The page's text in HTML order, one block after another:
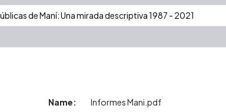
de Maní: Una mirada descriptiva 1987 - 2021
Name:
Informes Mani.pdf